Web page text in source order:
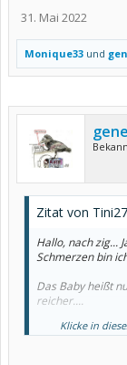
31. Mai 2022
Monique33 und
Zitat von
Hallo, nach zig...
Schmerzen bin
Das Baby heißt
reicher....
Ich hoffe, es
Klicke in